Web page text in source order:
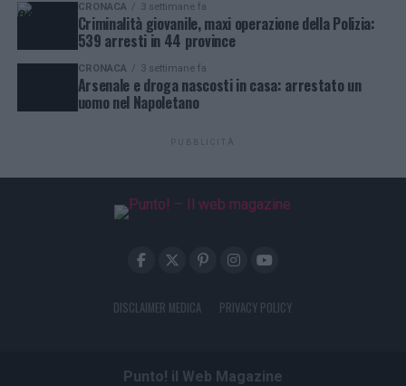
CRONACA 3 settimane fa
Criminalità giovanile, maxi operazione della Polizia:
539 arresti in 44 province
CRONACA 3 settimane fa
Arsenale e droga nascosti in casa: arrestato un
uomo nel Napoletano
PUBBLICITÀ
DISCLAIMER MEDICA PRIVACY POLICY
Punto! il Web Magazine